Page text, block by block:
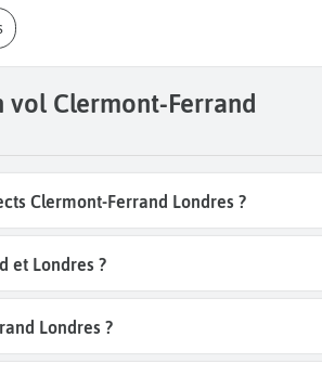
Clermont-Ferrand
Clermont-Ferrand Londres ?
et Londres ?
Londres ?